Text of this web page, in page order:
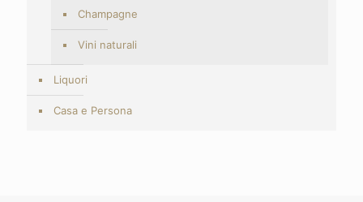
Champagne
Vini naturali
Liquori
Casa e Persona